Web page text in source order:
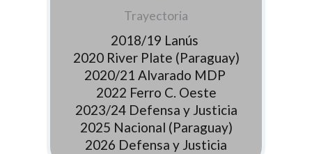
Trayectoria
2018/19 Lanús
2020 River Plate (Paraguay)
2020/21 Alvarado MDP
2022 Ferro C. Oeste
2023/24 Defensa y Justicia
2025 Nacional (Paraguay)
2026 Defensa y Justicia